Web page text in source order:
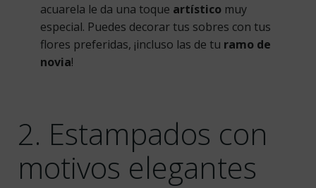
acuarela le da una toque artísticomuy
especial. Puedes decorar tus sobres con tus
flores preferidas, ¡incluso las de tu ramo de
novia!
2. Estampados con
motivos elegantes